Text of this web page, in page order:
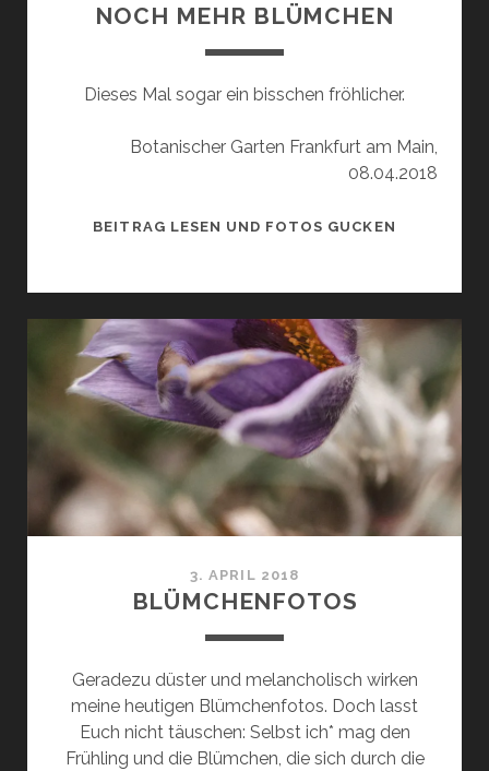
NOCH MEHR BLÜMCHEN
Dieses Mal sogar ein bisschen fröhlicher.
Botanischer Garten Frankfurt am Main,
08.04.2018
BEITRAG LESEN UND FOTOS GUCKEN
3. APRIL 2018
BLÜMCHENFOTOS
Geradezu düster und melancholisch wirken
meine heutigen Blümchenfotos. Doch lasst
Euch nicht täuschen: Selbst ich* mag den
Frühling und die Blümchen, die sich durch die